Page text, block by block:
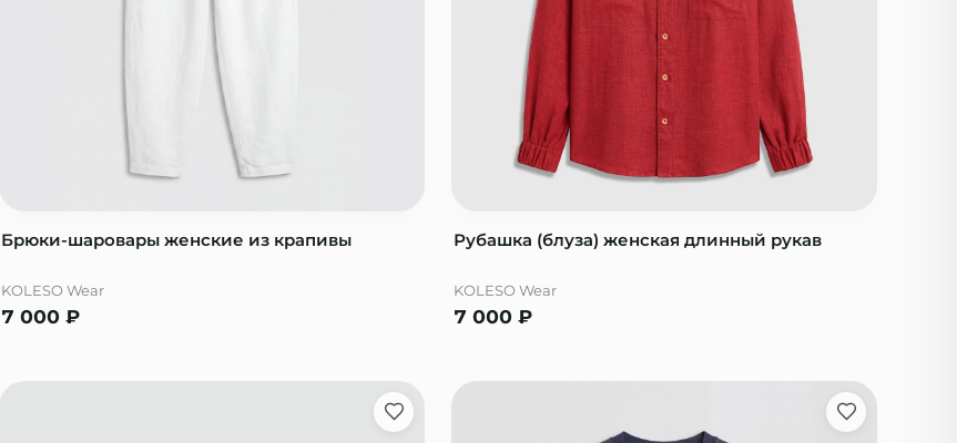
Брюки-шаровары женские из крапивы
KOLESO Wear
7 000 ₽
Рубашка (блуза) женская длинный рукав
KOLESO Wear
7 000 ₽